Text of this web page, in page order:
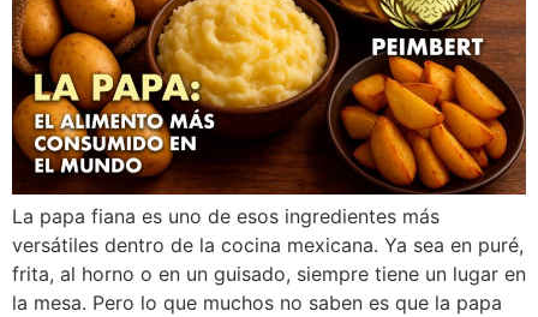
La papa fiana es uno de esos ingredientes más
versátiles dentro de la cocina mexicana. Ya sea en puré,
frita, al horno o en un guisado, siempre tiene un lugar en
la mesa. Pero lo que muchos no saben es que la papa